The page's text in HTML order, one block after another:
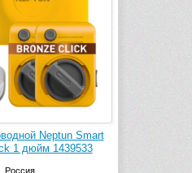
Neptun Smart
1 дюйм 1439533
Россия